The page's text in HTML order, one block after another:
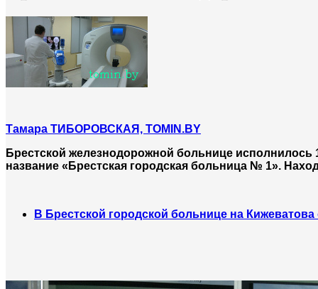
Tамара ТИБОРОВСКАЯ, ТOMIN.BY
Брестской железнодорожной больнице исполнилось
название «Брестская городская больница № 1».
В Брестской городской больнице на